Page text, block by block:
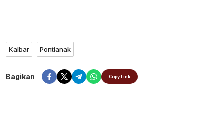
Kalbar Pontianak
Bagikan Copy Link